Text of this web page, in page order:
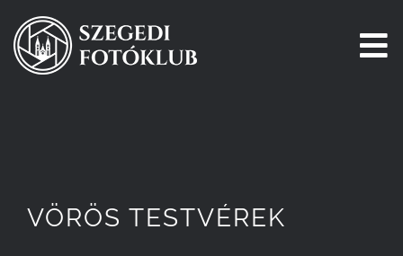
Kihagyás
Pályázatok
VÖRÖS TESTVÉREK